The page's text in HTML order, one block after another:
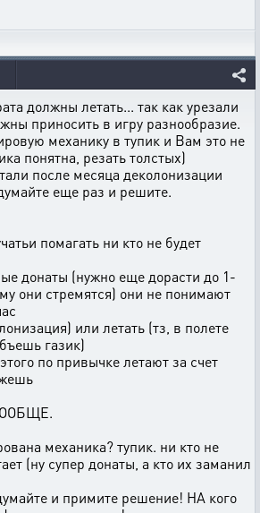
должны летать... так как урезали
приносить в игру разнообразие.
механику в тупик и Вам это не
понятна, резать толстых)
после месяца деколонизации
еще раз и решите.
помагать ни кто не будет
донаты (нужно еще дорасти до 1-
они стремятся) они не понимают
или летать (тз, в полете
газик)
по привычке летают за счет
механика? тупик. ни кто не
(ну супер донаты, а кто их заманил
и примите решение! НА кого